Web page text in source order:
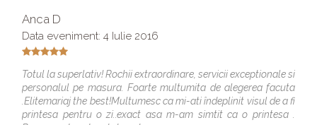
Anca D
Data eveniment: 4 Iulie 2016
Totul la superlativ! Rochii extraordinare, servicii exceptionale si
personalul pe masura. Foarte multumita de alegerea facuta
.Elitemariaj the best!Multumesc ca mi-ati îndeplinit visul de a fi
printesa pentru o zi..exact asa m-am simtit ca o printesa .